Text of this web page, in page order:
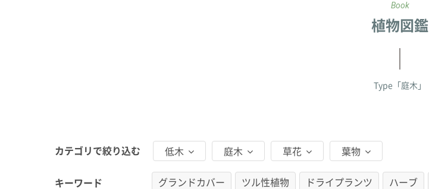
Book
植物図鑑
Type 「庭木」
カテゴリで絞り込む 低木 庭木 草花 葉物
キーワード グランドカバー ツル性植物 ドライプランツ ハーブ